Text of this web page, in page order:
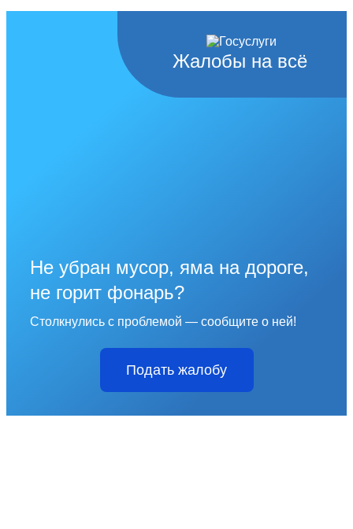
Жалобы на всё
Не убран мусор, яма на дороге,
не горит фонарь?
Столкнулись с проблемой — сообщите о ней!
Подать жалобу